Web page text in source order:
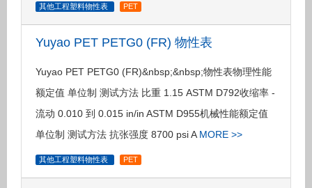
其他工程塑料物性表 PET
Yuyao PET PETG0 (FR) 物性表
Yuyao PET PETG0 (FR)&nbsp;&nbsp;物性表物理性能
额定值 单位制 测试方法 比重 1.15 ASTM D792收缩率 -
流动 0.010 到 0.015 in/in ASTM D955机械性能额定值
单位制 测试方法 抗张强度 8700 psi A MORE >>
其他工程塑料物性表 PET